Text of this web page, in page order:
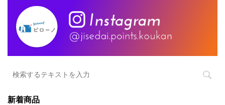
新着商品